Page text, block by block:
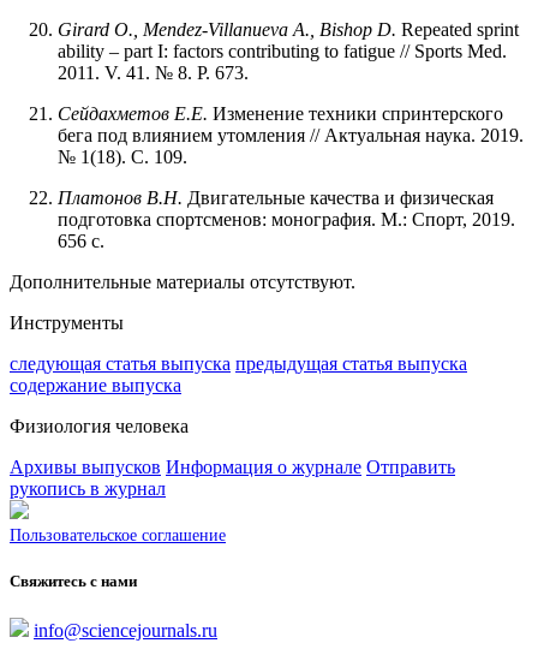
Girard O., Mendez-Villanueva A., Bishop D. Repeated sprint
ability – part I: factors contributing to fatigue // Sports Med.
2011. V. 41. № 8. P. 673.
Сейдахметов Е.Е. Изменение техники спринтерского
бега под влиянием утомления // Актуальная наука. 2019.
№ 1(18). С. 109.
Платонов В.Н. Двигательные качества и физическая
подготовка спортсменов: монография. М.: Спорт, 2019.
656 с.
Дополнительные материалы отсутствуют.
Инструменты
следующая статья выпуска предыдущая статья выпуска
содержание выпуска
Физиология человека
Архивы выпусков Информация о журнале Отправить
рукопись в журнал
Пользовательское соглашение
Свяжитесь с нами
info@sciencejournals.ru